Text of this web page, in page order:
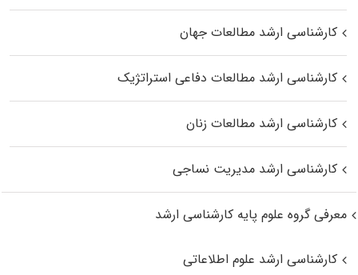
کارشناسی ارشد مطالعات جهان
کارشناسی ارشد مطالعات دفاعی استراتژیک
کارشناسی ارشد مطالعات زنان
کارشناسی ارشد مدیریت نساجی
معرفی گروه علوم پایه کارشناسی ارشد
کارشناسی ارشد علوم اطلاعاتی